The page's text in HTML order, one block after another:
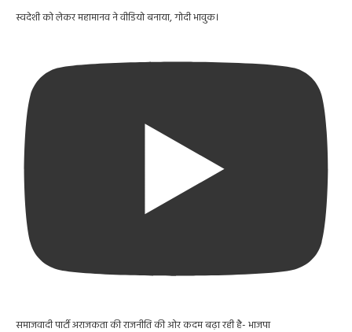
स्वदेशी को लेकर महामानव ने वीडियो बनाया, गोदी भावुक।
समाजवादी पार्टी अराजकता की राजनीति की ओर कदम बढ़ा रही है- भाजपा